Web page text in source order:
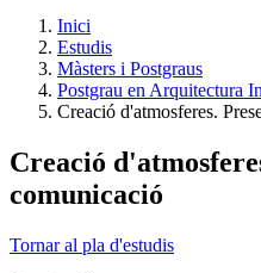
Inici
Estudis
Màsters i Postgraus
Postgrau en Arquitectura
Creació d'atmosferes.
Creació
comunicació
Tornar al pla d'estudis